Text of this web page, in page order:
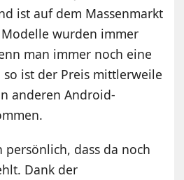
ist auf dem Massenmarkt
wurden immer
man immer noch eine
ist der Preis mittlerweile
anderen Android-
persönlich, dass da noch
Dank der